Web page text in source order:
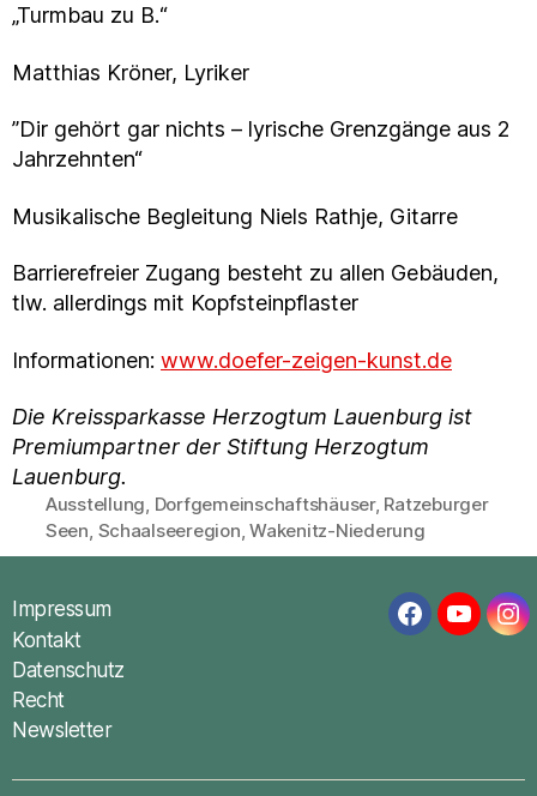
„Turmbau zu B.“
Matthias Kröner, Lyriker
”Dir gehört gar nichts – lyrische Grenzgänge aus 2
Jahrzehnten“
Musikalische Begleitung Niels Rathje, Gitarre
Barrierefreier Zugang besteht zu allen Gebäuden,
tlw. allerdings mit Kopfsteinpflaster
Informationen: www.doefer-zeigen-kunst.de
Die Kreissparkasse Herzogtum Lauenburg ist
Premiumpartner der Stiftung Herzogtum
Lauenburg.
Schlagwörter
Ausstellung, Dorfgemeinschaftshäuser, Ratzeburger
Seen, Schaalseeregion,Wakenitz-Niederung
Impressum
Kontakt
Datenschutz
Recht
Newsletter
Facebook